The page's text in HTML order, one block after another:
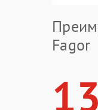
Fagor
13